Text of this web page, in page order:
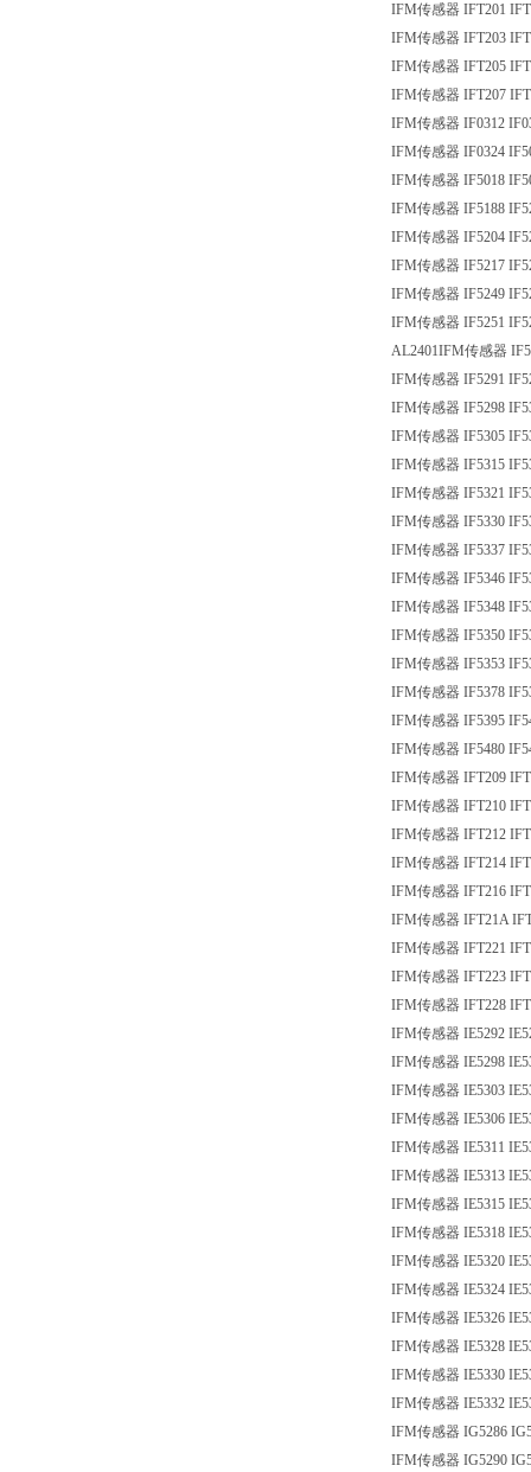
IFM传感器 IFT201
IFM传感器 IFT203
IFM传感器 IFT205
IFM传感器 IFT207
IFM传感器 IF0312
IFM传感器 IF0324
IFM传感器 IF5018
IFM传感器 IF5188
IFM传感器 IF5204
IFM传感器 IF5217
IFM传感器 IF5249
IFM传感器 IF5251
AL2401IFM传感器
IFM传感器 IF5291
IFM传感器 IF5298
IFM传感器 IF5305
IFM传感器 IF5315
IFM传感器 IF5321
IFM传感器 IF5330
IFM传感器 IF5337
IFM传感器 IF5346
IFM传感器 IF5348
IFM传感器 IF5350
IFM传感器 IF5353
IFM传感器 IF5378
IFM传感器 IF5395
IFM传感器 IF5480
IFM传感器 IFT209
IFM传感器 IFT210
IFM传感器 IFT212
IFM传感器 IFT214
IFM传感器 IFT216
IFM传感器 IFT21A
IFM传感器 IFT221
IFM传感器 IFT223
IFM传感器 IFT228
IFM传感器 IE5292
IFM传感器 IE5298
IFM传感器 IE5303
IFM传感器 IE5306
IFM传感器 IE5311
IFM传感器 IE5313
IFM传感器 IE5315
IFM传感器 IE5318
IFM传感器 IE5320
IFM传感器 IE5324
IFM传感器 IE5326
IFM传感器 IE5328
IFM传感器 IE5330
IFM传感器 IE5332
IFM传感器 IG5286
IFM传感器 IG5290